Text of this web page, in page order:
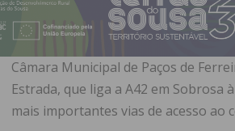
Câmara Municipal de Paços de
Estrada, que liga a A42 em Sobrosa
mais importantes vias de acesso